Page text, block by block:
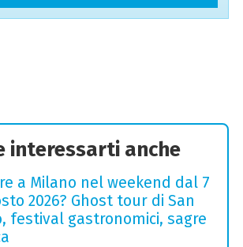
interessarti anche
a Milano nel weekend dal 7
2026? Ghost tour di San
festival gastronomici, sagre